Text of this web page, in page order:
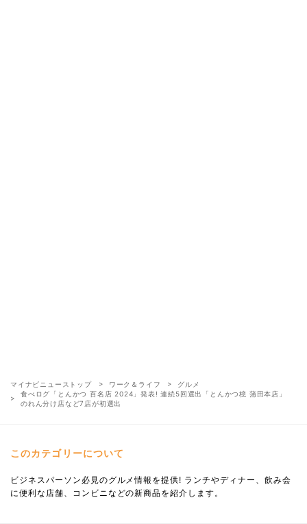
マイナビニューストップ ワーク＆ライフ
グルメ
食べログ「とんかつ 百名店 2024」発表! 連続5回選出「とんかつ檍 蒲田本店」
のれん分け店など7店が初選出
このカテゴリーについて
ビジネスパーソン必見のグルメ情報を提供! ランチやディナー、飲み会
に便利な店舗、コンビニなどの新商品を紹介します。